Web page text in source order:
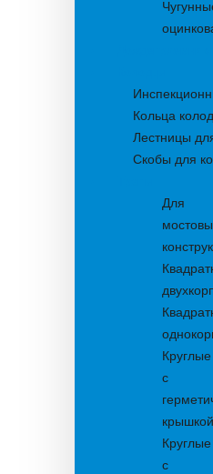
Кольца
Лестницы
Скобы для
Для
Круглые
с
крышкой
Круглые
с